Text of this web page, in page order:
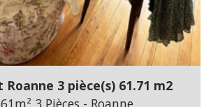
3 pièce(s) 61.71 m2
3 Pièces - Roanne